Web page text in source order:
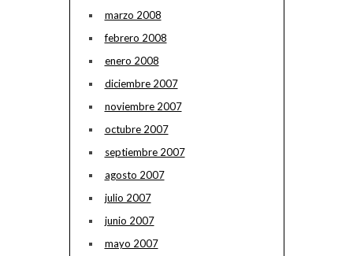
marzo 2008
febrero 2008
enero 2008
diciembre 2007
noviembre 2007
octubre 2007
septiembre 2007
agosto 2007
julio 2007
junio 2007
mayo 2007